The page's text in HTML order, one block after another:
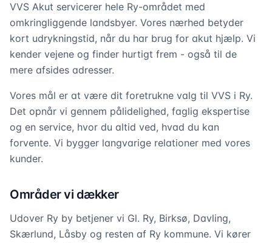
VVS Akut servicerer hele Ry-området med
omkringliggende landsbyer. Vores nærhed betyder
kort udrykningstid, når du har brug for akut hjælp. Vi
kender vejene og finder hurtigt frem - også til de
mere afsides adresser.
Vores mål er at være dit foretrukne valg til VVS i Ry.
Det opnår vi gennem pålidelighed, faglig ekspertise
og en service, hvor du altid ved, hvad du kan
forvente. Vi bygger langvarige relationer med vores
kunder.
Områder vi dækker
Udover Ry by betjener vi Gl. Ry, Birksø, Davling,
Skærlund, Låsby og resten af Ry kommune. Vi kører